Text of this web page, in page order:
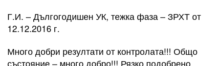
Г.И. – Дългогодишен УК, тежка фаза – ЗРХТ от
12.12.2016 г.
Много добри резултати от контролата!!! Общо
състояние – много добро!!! Рязко подобрено